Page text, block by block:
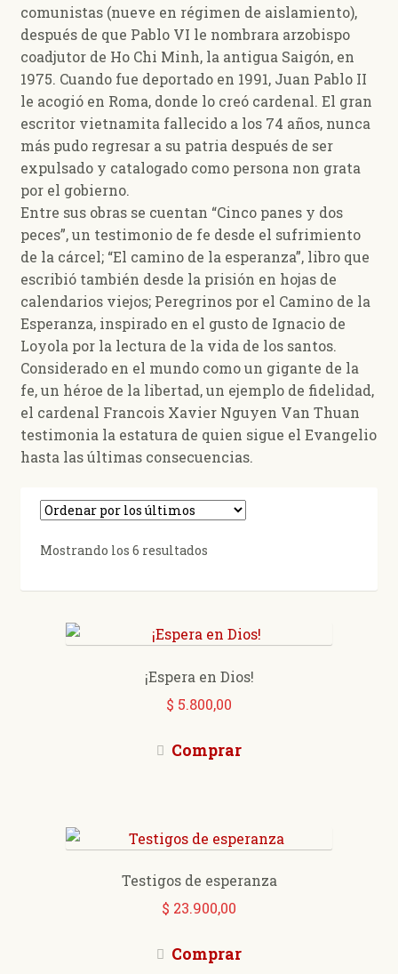
comunistas (nueve en régimen de aislamiento),
después de que Pablo VI le nombrara arzobispo
coadjutor de Ho Chi Minh, la antigua Saigón, en
1975. Cuando fue deportado en 1991, Juan Pablo II
le acogió en Roma, donde lo creó cardenal. El gran
escritor vietnamita fallecido a los 74 años, nunca
más pudo regresar a su patria después de ser
expulsado y catalogado como persona non grata
por el gobierno.
Entre sus obras se cuentan “Cinco panes y dos
peces”, un testimonio de fe desde el sufrimiento
de la cárcel; “El camino de la esperanza”, libro que
escribió también desde la prisión en hojas de
calendarios viejos; Peregrinos por el Camino de la
Esperanza, inspirado en el gusto de Ignacio de
Loyola por la lectura de la vida de los santos.
Considerado en el mundo como un gigante de la
fe, un héroe de la libertad, un ejemplo de fidelidad,
el cardenal Francois Xavier Nguyen Van Thuan
testimonia la estatura de quien sigue el Evangelio
hasta las últimas consecuencias.
Mostrando los 6 resultados
los
¡Espera en Dios!
$ 5.800,00
Comprar
Testigos de esperanza
$ 23.900,00
Comprar